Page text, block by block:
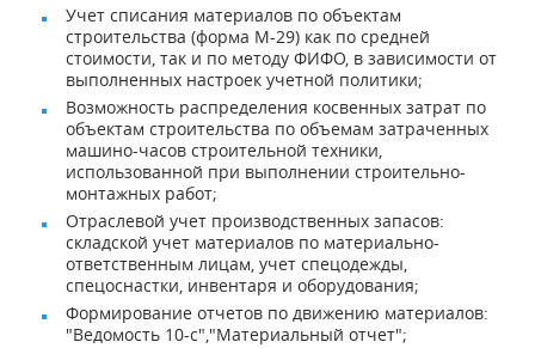
Учет списания материалов по объектам
строительства (форма М-29) как по средней
стоимости, так и по методу ФИФО, в зависимости от
выполненных настроек учетной политики;
Возможность распределения косвенных затрат по
объектам строительства по объемам затраченных
машино-часов строительной техники,
использованной при выполнении строительно-
монтажных работ;
Отраслевой учет производственных запасов:
складской учет материалов по материально-
ответственным лицам, учет спецодежды,
спецоснастки, инвентаря и оборудования;
Формирование отчетов по движению материалов:
"Ведомость 10-с","Материальный отчет";